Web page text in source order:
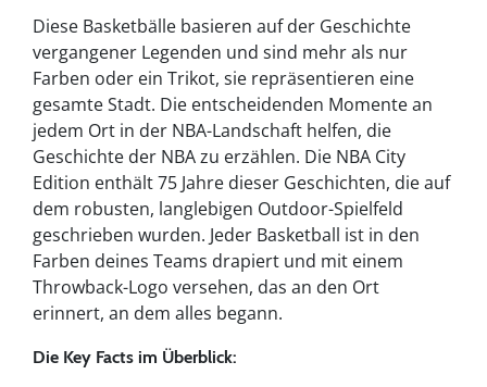
Diese Basketbälle basieren auf der Geschichte
vergangener Legenden und sind mehr als nur
Farben oder ein Trikot, sie repräsentieren eine
gesamte Stadt. Die entscheidenden Momente an
jedem Ort in der NBA-Landschaft helfen, die
Geschichte der NBA zu erzählen. Die NBA City
Edition enthält 75 Jahre dieser Geschichten, die auf
dem robusten, langlebigen Outdoor-Spielfeld
geschrieben wurden. Jeder Basketball ist in den
Farben deines Teams drapiert und mit einem
Throwback-Logo versehen, das an den Ort
erinnert, an dem alles begann.
Die Key Facts im Überblick: